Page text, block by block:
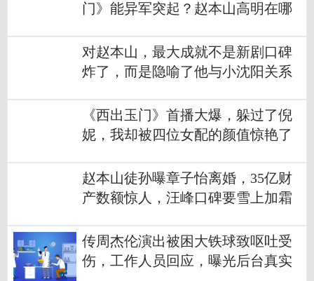
门》能异军突起？赵本山高明在哪
对赵本山，最大成就不是新剧口碑
炸了，而是隐喻了他与小沈阳关系
《西出玉门》首播大爆，躲过了倪
妮，我却被四位女配的颜值惊艳了
赵本山徒孙曝章子怡离婚，35亿财
产数额惊人，汪峰口碑要雪上加霜
传周杰伦演出被困大铁球致呕吐受
伤，工作人员回应，曝光后台真实